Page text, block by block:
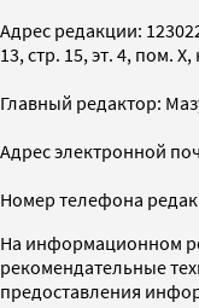
Адрес редакции:
13, стр. 15, эт. 4, пом. X,
Главный редактор:
Адрес электронной
Номер телефона
На информационном
рекомендательные
предоставления